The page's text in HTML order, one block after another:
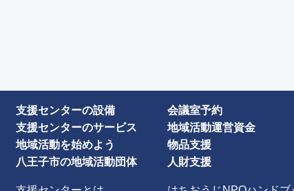
支援センターの設備
支援センターのサービス
地域活動を始めよう
八王子市の地域活動団体
会議室予約
地域活動運営資金
物品支援
人財支援